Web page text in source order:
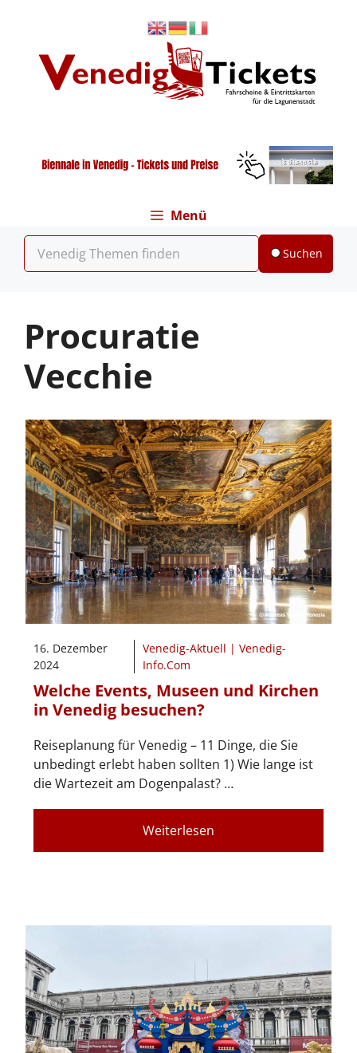
Menü
Suchen
Procuratie
Vecchie
16. Dezember
2024
Venedig-Aktuell | Venedig-
Info.Com
Welche Events, Museen und Kirchen
in Venedig besuchen?
Reiseplanung für Venedig – 11 Dinge, die Sie
unbedingt erlebt haben sollten 1) Wie lange ist
die Wartezeit am Dogenpalast? …
Weiterlesen